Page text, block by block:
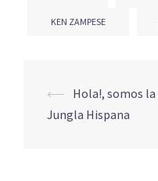
KEN ZAMPESE
Navegación
de
⟵ Hola!, somos la
Jungla Hispana